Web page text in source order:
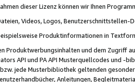
dieser Lizenz können wir Ihnen
Videos, Logos, Benutzerschnittstellen-
Produktinformationen in
Produktwerbungsinhalten und dem Zugriff
API und PA API Musterquellcodes und
jede Musterbibliothek geltenden
Anleitungen,